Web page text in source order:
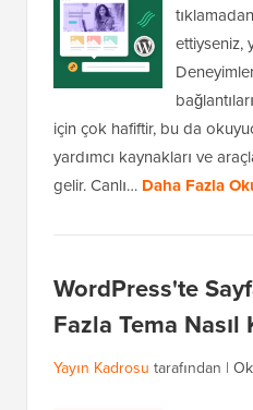
ettiyseniz,
için çok hafiftir, bu da
yardımcı kaynakları ve
gelir. Canlı… Daha Fazla
WordPress'te
Fazla Tema Nasıl
Yayın Kadrosu tarafından |